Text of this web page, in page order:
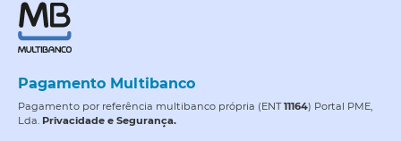
Pagamento Multibanco
Pagamento por referência multibanco própria (ENT11164) Portal PME,
Lda. Privacidade e Segurança.